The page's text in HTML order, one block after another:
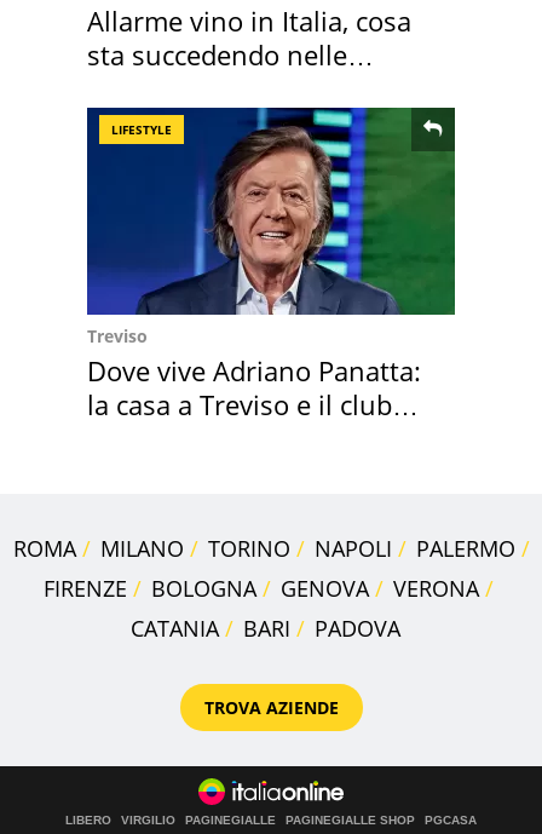
Allarme vino in Italia, cosa
sta succedendo nelle
LIFESTYLE
Treviso
Dove vive Adriano Panatta:
la casa a Treviso e il club
ROMA MILANO TORINO NAPOLI
PALERMO
FIRENZE
BOLOGNA GENOVA
VERONA
CATANIA
BARI PADOVA
TROVA AZIENDE
LIBERO VIRGILIO PAGINEGIALLE PAGINEGIALLE SHOP
PGCASA